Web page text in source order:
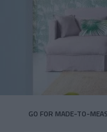
GO FOR MADE-TO-